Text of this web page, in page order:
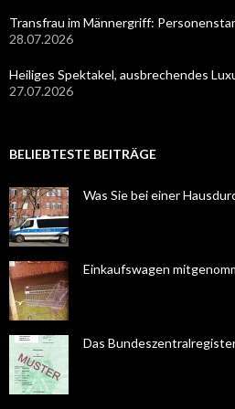
Transfrau im Männergriff:
28.07.2026
Heiliges Spektakel, ausbrechendes
27.07.2026
BELIEBTESTE BEITRÄGE
Was Sie bei einer
Einkaufswagen
Das